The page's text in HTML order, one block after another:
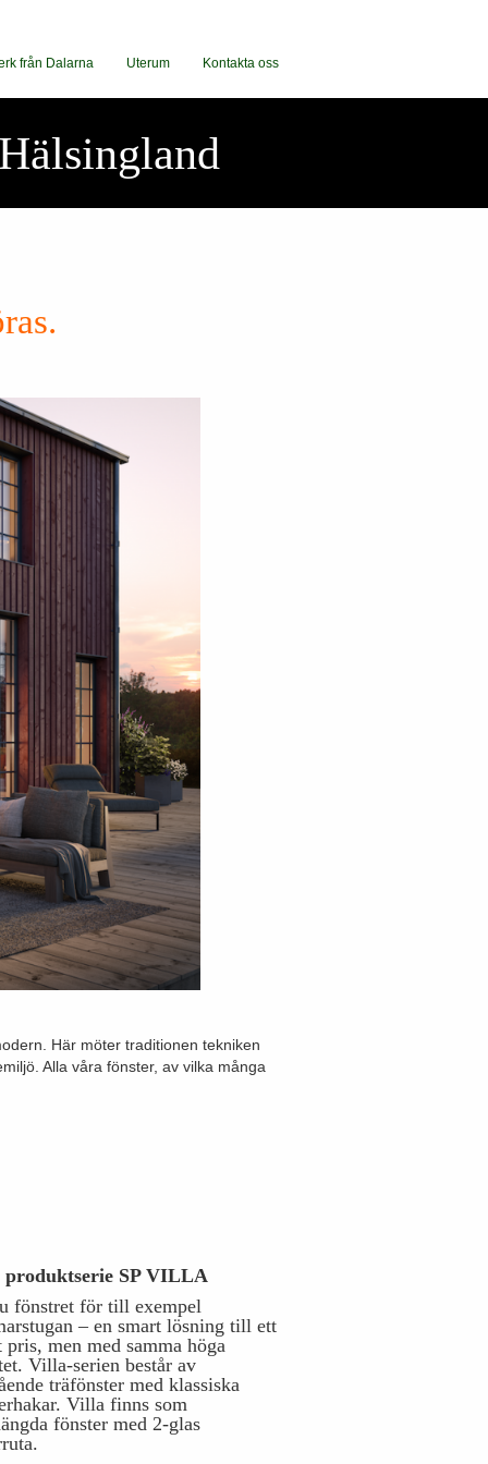
från Dalarna Uterum Kontakta oss
Här möter traditionen tekniken
Alla våra fönster, av vilka många
SP VILLA
fönstret för till exempel
– en smart lösning till ett
pris, men med samma höga
Villa-serien består av
träfönster med klassiska
Villa finns som
fönster med 2-glas